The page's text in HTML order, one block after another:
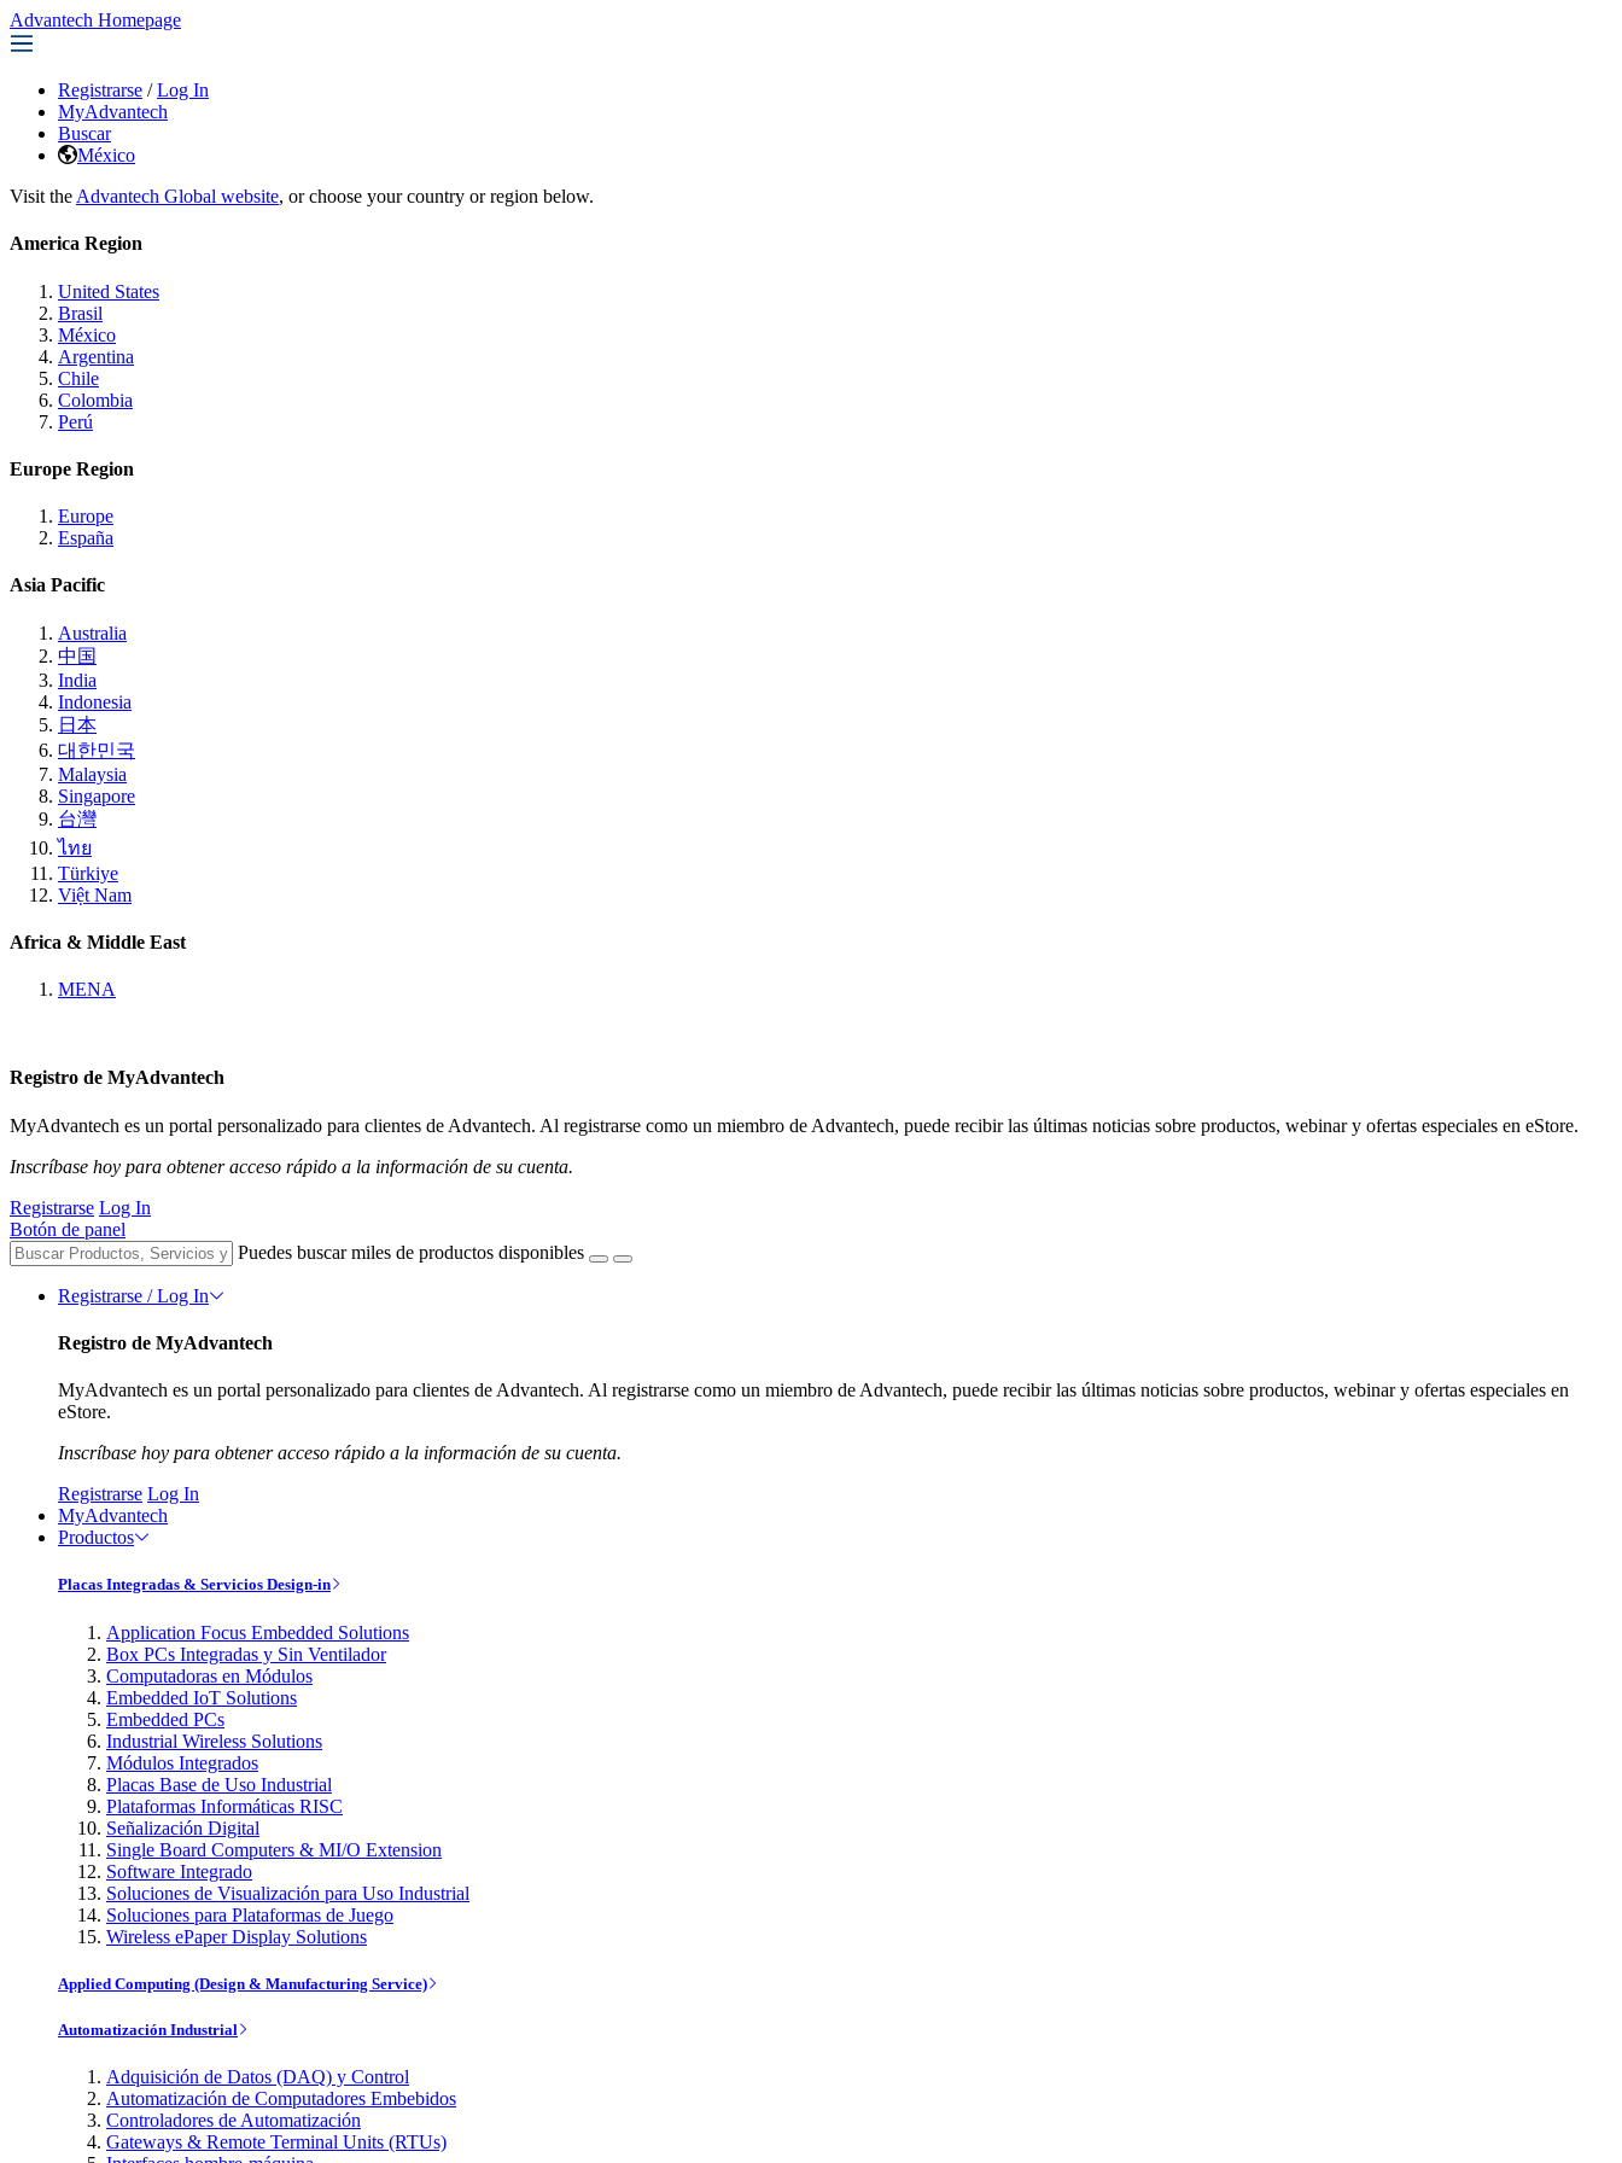
Advantech Homepage
Registrarse / Log In
MyAdvantech
Buscar
México
Visit the Advantech Global website, or choose your country or region below.
America Region
United States
Brasil
México
Argentina
Chile
Colombia
Perú
Europe Region
Europe
España
Asia Pacific
Australia
中国
India
Indonesia
日本
대한민국
Malaysia
Singapore
台灣
ไทย
Türkiye
Việt Nam
Africa & Middle East
MENA
Registro de MyAdvantech
MyAdvantech es un portal personalizado para clientes de Advantech. Al registrarse como un miembro de Advantech, puede recibir las últimas noticias sobre productos, webinar y ofertas especiales en eStore.
Inscríbase hoy para obtener acceso rápido a la información de su cuenta.
Registrarse Log In
Botón de panel
Puedes buscar miles de productos disponibles
Registrarse / Log In
Registro de MyAdvantech
MyAdvantech es un portal personalizado para clientes de Advantech. Al registrarse como un miembro de Advantech, puede recibir las últimas noticias sobre productos, webinar y ofertas especiales en
eStore.
Inscríbase hoy para obtener acceso rápido a la información de su cuenta.
Registrarse Log In
MyAdvantech
Productos
Placas Integradas & Servicios Design-in
Application Focus Embedded Solutions
Box PCs Integradas y Sin Ventilador
Computadoras en Módulos
Embedded IoT Solutions
Embedded PCs
Industrial Wireless Solutions
Módulos Integrados
Placas Base de Uso Industrial
Plataformas Informáticas RISC
Señalización Digital
Single Board Computers & MI/O Extension
Software Integrado
Soluciones de Visualización para Uso Industrial
Soluciones para Plataformas de Juego
Wireless ePaper Display Solutions
Applied Computing (Design & Manufacturing Service)
Automatización Industrial
Adquisición de Datos (DAQ) y Control
Automatización de Computadores Embebidos
Controladores de Automatización
Gateways & Remote Terminal Units (RTUs)